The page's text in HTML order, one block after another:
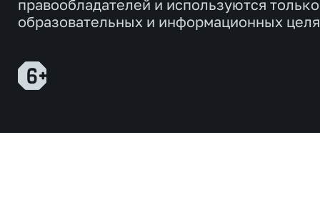
правообладателей и используются
образовательных и информационных